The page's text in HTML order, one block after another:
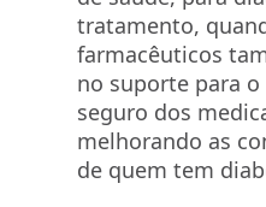
tratamento,
farmacêuticos
no suporte para
seguro dos
melhorando as
de quem tem